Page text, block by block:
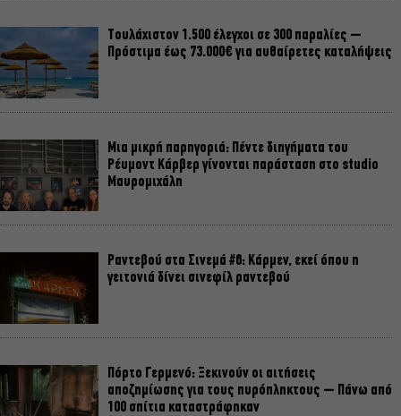
Τουλάχιστον 1.500 έλεγχοι σε 300 παραλίες –
Πρόστιμα έως 73.000€ για αυθαίρετες καταλήψεις
Μια μικρή παρηγοριά: Πέντε διηγήματα του
Ρέυμοντ Κάρβερ γίνονται παράσταση στο studio
Μαυρομιχάλη
Ραντεβού στα Σινεμά #6: Κάρμεν, εκεί όπου η
γειτονιά δίνει σινεφίλ ραντεβού
Πόρτο Γερμενό: Ξεκινούν οι αιτήσεις
αποζημίωσης για τους πυρόπληκτους – Πάνω από
100 σπίτια καταστράφηκαν